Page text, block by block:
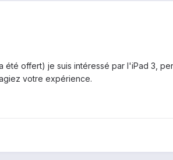
offert) je suis intéressé par l'iPad 3,
votre expérience.